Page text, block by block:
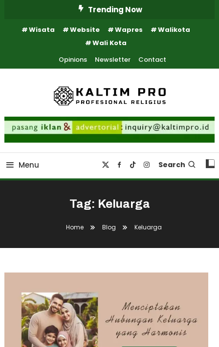
Content
Trending Now
Wisata Website Wapres
Walikota
Wali Kota
Opinions
Newsletter Contact
Kaltim Pro
Kaltim Profesional Religius
Menu Search
Tag: Keluarga
Home Blog Keluarga